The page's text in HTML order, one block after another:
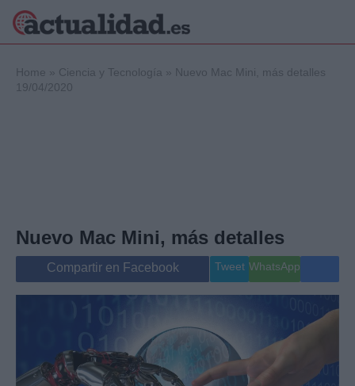
Internacional
Salud y Bienestar
Gente
Home » Ciencia y Tecnología » Nuevo Mac Mini, más detalles
19/04/2020
Nuevo Mac Mini, más detalles
Compartir en Facebook Tweet WhatsApp